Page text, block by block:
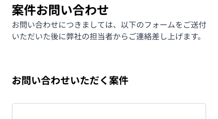
案件お問い合わせ
お問い合わせにつきましては、以下のフォームをご送付
いただいた後に弊社の担当者からご連絡差し上げます。
お問い合わせいただく案件